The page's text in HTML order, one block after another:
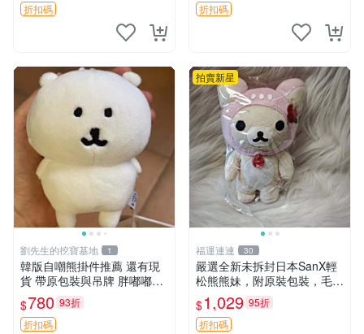
折扣碼
折扣碼
劉先生的挖寶基地 1
韓版自嘲熊掛件推薦 還有現
貨 帶原包裝與吊牌 胖嘟嘟超
可愛 毛絨手感佳 小熊掛件 自
嘲抱枕 小熊抱枕
$780 93折
折扣碼
拍賣新星
福運連連 30
嚴選全新未拆封日本SanX輕
松熊熊妹，附原裝包裝，毛絨
質地極佳，細膩可愛，推薦收
藏兼送禮，適合女性好友或家
人，限量釋出。鬆熊、熊玩
$1,029 95折
折扣碼